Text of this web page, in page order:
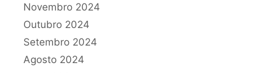
Novembro 2024
Outubro 2024
Setembro 2024
Agosto 2024